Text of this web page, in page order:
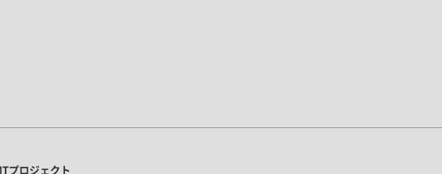
プロジェクト